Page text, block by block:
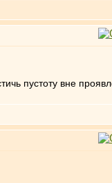
пустоту вне